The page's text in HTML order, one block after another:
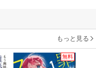
もっと見る
無料